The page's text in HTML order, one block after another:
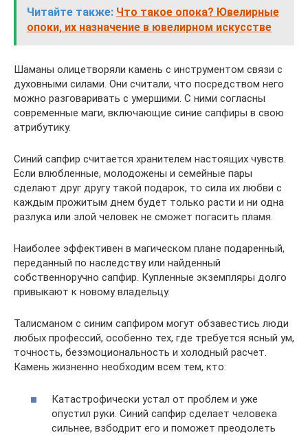
Читайте также: Что такое опока? Ювелирные
опоки, их назначение в ювелирном искусстве
Шаманы олицетворяли камень с инструментом связи с
духовными силами. Они считали, что посредством него
можно разговаривать с умершими. С ними согласны
современные маги, включающие синие сапфиры в свою
атрибутику.
Синий сапфир считается хранителем настоящих чувств.
Если влюбленные, молодожены и семейные пары
сделают друг другу такой подарок, то сила их любви с
каждым прожитым днем будет только расти и ни одна
разлука или злой человек не сможет погасить пламя.
Наиболее эффективен в магическом плане подаренный,
переданный по наследству или найденный
собственноручно сапфир. Купленные экземпляры долго
привыкают к новому владельцу.
Талисманом с синим сапфиром могут обзавестись люди
любых профессий, особенно тех, где требуется ясный ум,
точность, безэмоциональность и холодный расчет.
Камень жизненно необходим всем тем, кто:
Катастрофически устал от проблем и уже
опустил руки. Синий сапфир сделает человека
сильнее, взбодрит его и поможет преодолеть